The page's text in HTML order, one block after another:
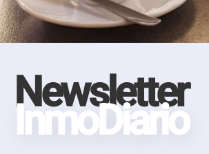
Newsletter
InmoDiario